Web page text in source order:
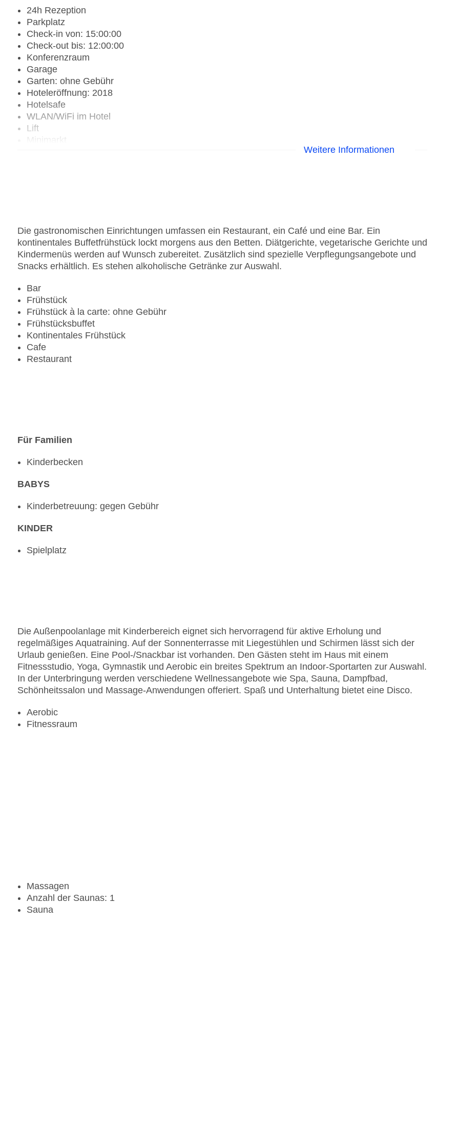
24h Rezeption
Parkplatz
Check-in von: 15:00:00
Check-out bis: 12:00:00
Konferenzraum
Garage
Garten: ohne Gebühr
Hoteleröffnung: 2018
Hotelsafe
WLAN/WiFi im Hotel
Lift
Zahlungsarten: American Express, Diners Club, Mastercard, Visa
Landeskategorie: 5 Sterne
Weitere Informationen
Die gastronomischen Einrichtungen umfassen ein Restaurant, ein Café und eine Bar. Ein
kontinentales Buffetfrühstück lockt morgens aus den Betten. Diätgerichte, vegetarische Gerichte und
Kindermenüs werden auf Wunsch zubereitet. Zusätzlich sind spezielle Verpflegungsangebote und
Snacks erhältlich. Es stehen alkoholische Getränke zur Auswahl.
Bar
Frühstück
Frühstück à la carte: ohne Gebühr
Frühstücksbuffet
Kontinentales Frühstück
Cafe
Restaurant
Für Familien
Kinderbecken
BABYS
Kinderbetreuung: gegen Gebühr
KINDER
Spielplatz
Die Außenpoolanlage mit Kinderbereich eignet sich hervorragend für aktive Erholung und
regelmäßiges Aquatraining. Auf der Sonnenterrasse mit Liegestühlen und Schirmen lässt sich der
Urlaub genießen. Eine Pool-/Snackbar ist vorhanden. Den Gästen steht im Haus mit einem
Fitnessstudio, Yoga, Gymnastik und Aerobic ein breites Spektrum an Indoor-Sportarten zur Auswahl.
In der Unterbringung werden verschiedene Wellnessangebote wie Spa, Sauna, Dampfbad,
Schönheitssalon und Massage-Anwendungen offeriert. Spaß und Unterhaltung bietet eine Disco.
Aerobic
Fitnessraum
Massagen
Anzahl der Saunas: 1
Sauna